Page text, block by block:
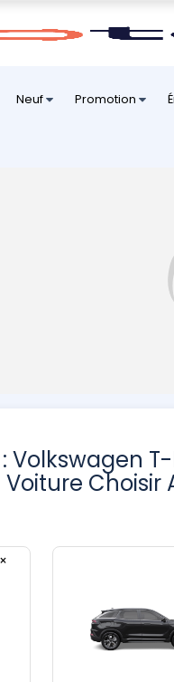
Neuf Promotion
T-
Voiture Choisir
×